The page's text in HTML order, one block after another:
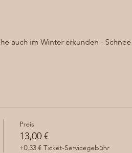
auch im Winter erkunden -
Preis
13,00 €
+0,33 € Ticket-Servicegebühr